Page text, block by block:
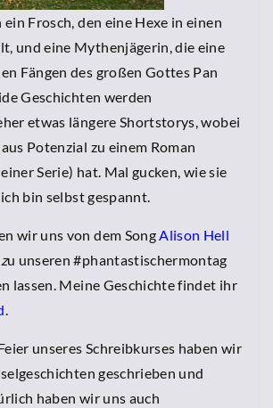
Frosch, den eine Hexe in einen
und eine Mythenjägerin, die eine
Fängen des großen Gottes Pan
Geschichten werden
etwas längere Shortstorys, wobei
Potenzial zu einem Roman
Serie) hat. Mal gucken, wie sie
bin selbst gespannt.
wir uns von dem SongAlison Hell
zu unseren #phantastischermontag
lassen. Meine Geschichte findet ihr
.
unseres Schreibkurses haben wir
geschrieben und
haben wir uns auch